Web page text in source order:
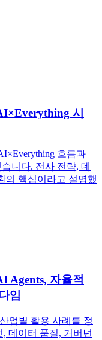
시
흐름과
니다. 전사 전략, 데
의 핵심이라고 설명했
Agents, 자율적
임
업별 활용 사례를 정
데이터 품질, 거버넌